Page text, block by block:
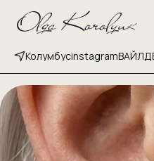
Колумбусinstagram